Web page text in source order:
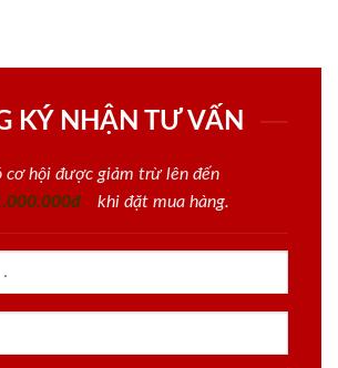
KÝ NHẬN TƯ VẤN
cơ hội được giảm trừ lên đến
khi đặt mua hàng.